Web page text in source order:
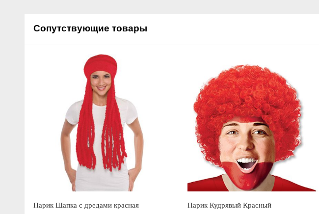
Сопутствующие товары
Парик Шапка с дредами красная Парик Кудрявый Красный